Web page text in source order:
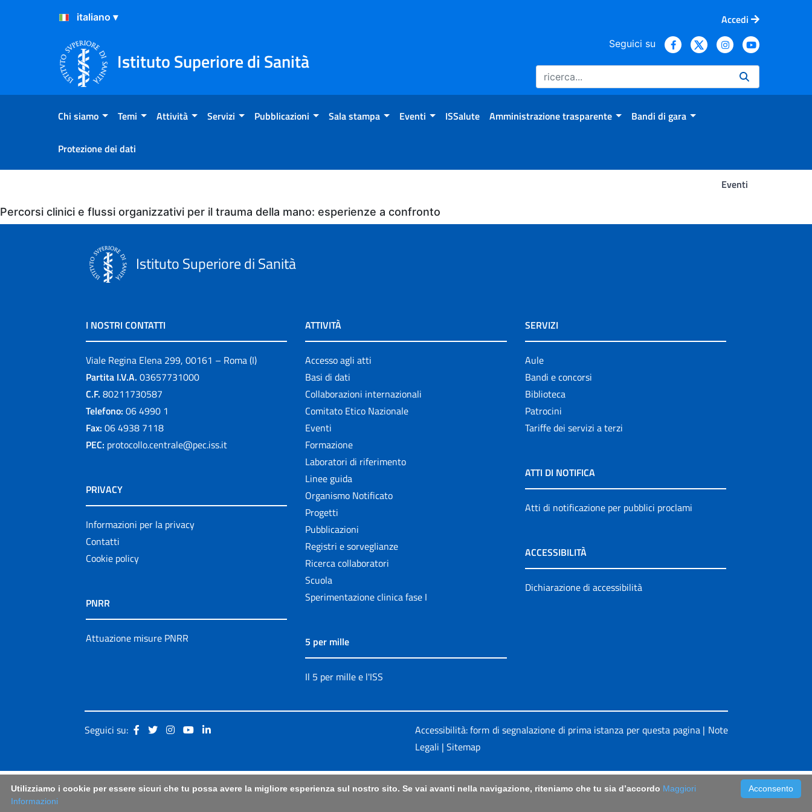
Salta al Contenuto
Salta al Footer
Accedi
Istituto Superiore di Sanità
Seguici su
Chi siamo Temi Attività Servizi Pubblicazioni Sala stampa Eventi ISSalute Amministrazione trasparente Bandi di gara
Protezione dei dati
Eventi
Eventi
Percorsi clinici e flussi organizzativi per il trauma della mano: esperienze a confronto
Istituto Superiore di Sanità
I NOSTRI CONTATTI
Viale Regina Elena 299, 00161 – Roma (I)
Partita I.V.A. 03657731000
C.F. 80211730587
Telefono: 06 4990 1
Fax: 06 4938 7118
PEC: protocollo.centrale@pec.iss.it
PRIVACY
Informazioni per la privacy
Contatti
Cookie policy
PNRR
Attuazione misure PNRR
ATTIVITÀ
Accesso agli atti
Basi di dati
Collaborazioni internazionali
Comitato Etico Nazionale
Eventi
Formazione
Laboratori di riferimento
Linee guida
Organismo Notificato
Progetti
Pubblicazioni
Registri e sorveglianze
Ricerca collaboratori
Scuola
Sperimentazione clinica fase I
5 per mille
Il 5 per mille e l'ISS
SERVIZI
Aule
Bandi e concorsi
Biblioteca
Patrocini
Tariffe dei servizi a terzi
ATTI DI NOTIFICA
Atti di notificazione per pubblici proclami
ACCESSIBILITÀ
Dichiarazione di accessibilità
Seguici su: Accessibilità: form di segnalazione di prima istanza per questa pagina| Note
Legali | Sitemap
Acconsento
Utilizziamo i cookie per essere sicuri che tu possa avere la migliore esperienza sul nostro sito. Se vai avanti nella navigazione, riteniamo che tu sia d’accordo Maggiori
Informazioni